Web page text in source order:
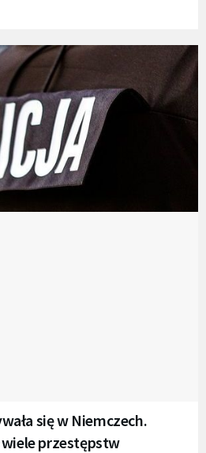
się w Niemczech.
przestępstw